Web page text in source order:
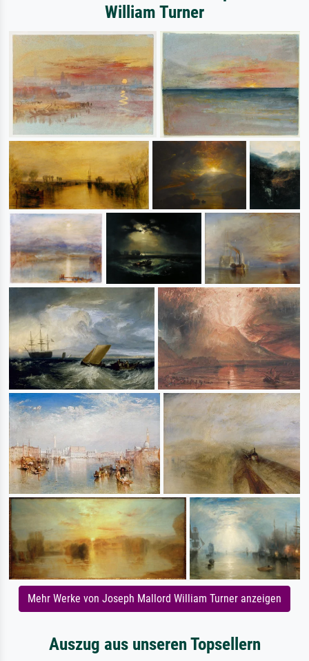
William Turner
Mehr Werke von Joseph Mallord William Turner anzeigen
Auszug aus unseren Topsellern